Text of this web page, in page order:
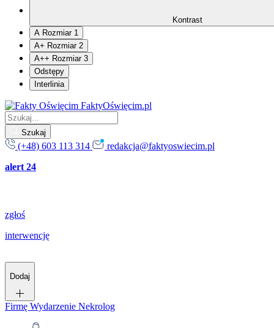
Kontrast
A Rozmiar 1
A+ Rozmiar 2
A++ Rozmiar 3
Odstępy
Interlinia
FaktyOświęcim.pl
Szukaj
(+48) 603 113 314
redakcja@faktyoswiecim.pl
alert 24
zgłoś
interwencję
Dodaj
Firmę Wydarzenie Nekrolog